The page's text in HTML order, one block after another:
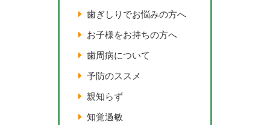
歯ぎしりでお悩みの方へ
お子様をお持ちの方へ
歯周病について
予防のススメ
親知らず
知覚過敏